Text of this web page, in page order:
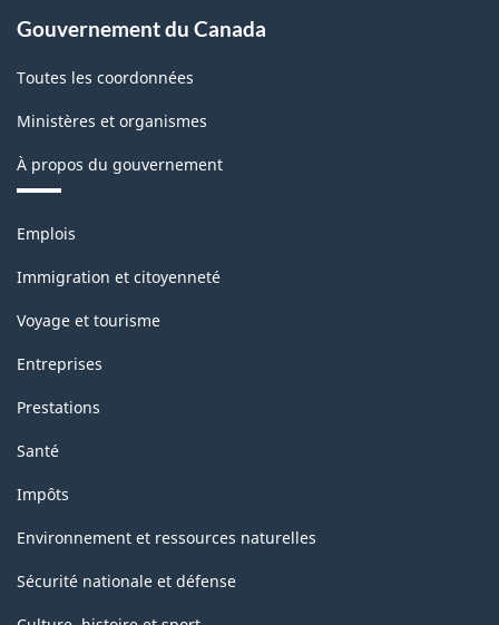
version
-
Structure
de
la
classification
Gouvernement du Canada
Toutes les coordonnées
Ministères et organismes
À propos du gouvernement
Thèmes
sujets
Emplois
Immigration et citoyenneté
Voyage et tourisme
Entreprises
Prestations
Santé
Impôts
Environnement et ressources naturelles
Sécurité nationale et défense